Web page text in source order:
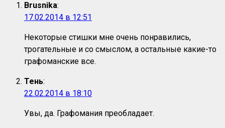
Brusnika:
17.02.2014 в 12:51
Некоторые стишки мне очень понравились,
трогательные и со смыслом, а остальные какие-то
графоманские все.
Тень:
22.02.2014 в 18:10
Увы, да. Графомания преобладает.